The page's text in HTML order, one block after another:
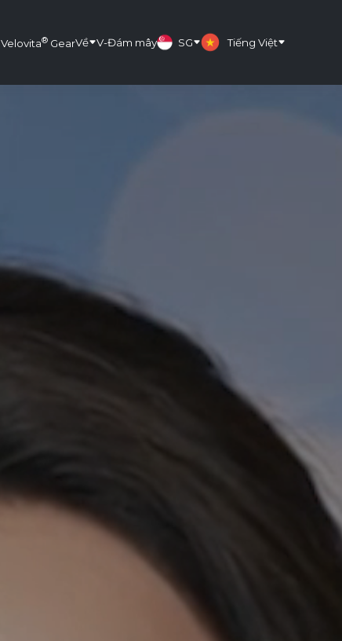
Velovita® GearVề V-Đám mây SG Tiếng Việt